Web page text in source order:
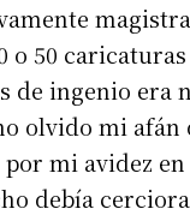
o 50
de ingenio era
olvido mi
mi avidez
debía